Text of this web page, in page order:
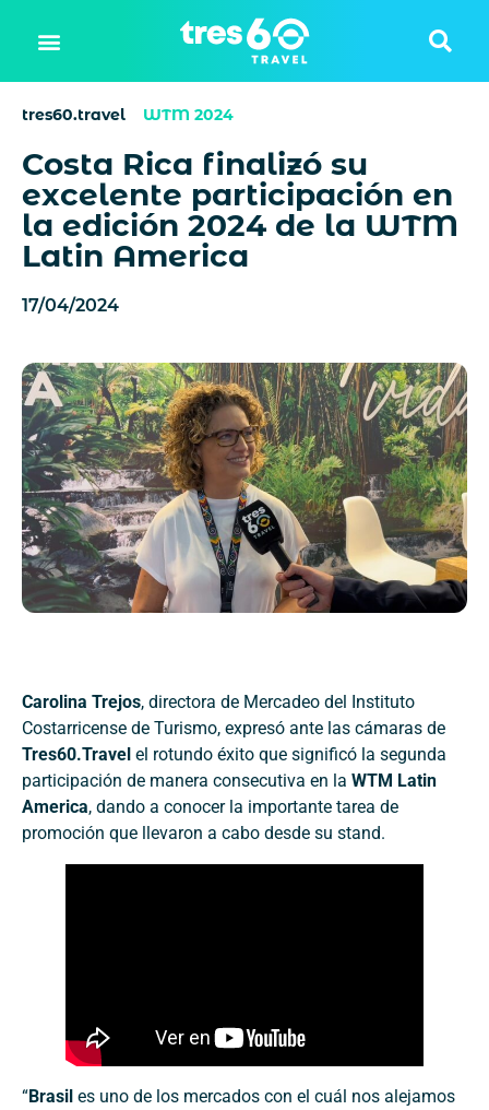
tres60.travel WTM 2024
Costa Rica finalizó su
excelente participación en
la edición 2024 de la WTM
Latin America
17/04/2024
Carolina Trejos, directora de Mercadeo del Instituto
Costarricense de Turismo, expresó ante las cámaras de
Tres60.Travel el rotundo éxito que significó la segunda
participación de manera consecutiva en la WTM Latin
America, dando a conocer la importante tarea de
promoción que llevaron a cabo desde su stand.
“Brasil es uno de los mercados con el cuál nos alejamos